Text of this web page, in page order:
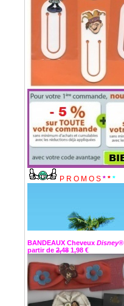
P R O M O S * * *
BANDEAUX Cheveux Disney®
partir de 2,48 1,98 €